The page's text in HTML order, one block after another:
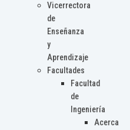
Vicerrectora
de
Enseñanza
y
Aprendizaje
Facultades
Facultad
de
Ingeniería
Acerca